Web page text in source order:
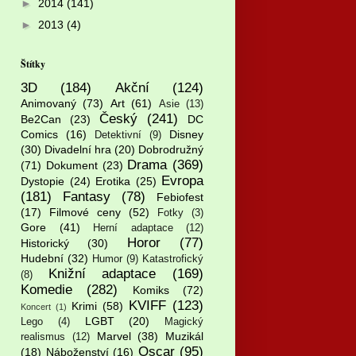
► 2014 (141)
► 2013 (4)
Štítky
3D (184) Akční (124)
Animovaný (73) Art (61) Asie (13)
Be2Can (23) Český (241)
DC
Comics
(16) Detektivní (9)
Disney
(30) Divadelní hra (20) Dobrodružný
(71) Dokument (23) Drama (369)
Dystopie (24) Erotika (25)
Evropa
(181)
Fantasy (78)
Febiofest
(17)
Filmové ceny (52) Fotky (3)
Gore (41) Herní adaptace (12)
Historický (30) Horor (77)
Hudební (32) Humor (9) Katastrofický
(8)
Knižní adaptace
(169)
Komedie
(282) Komiks (72)
Koncert (1) Krimi (58) KVIFF (123)
Lego (4) LGBT (20)
Magický
realismus
(12) Marvel (38)
Muzikál
(18) Náboženství (16) Oscar (95)